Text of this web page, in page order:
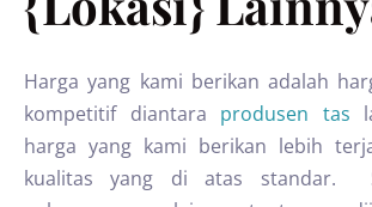
Harga yang kami berikan adalah
kompetitif diantara produsen tas
harga yang kami berikan lebih
kualitas yang di atas standar.